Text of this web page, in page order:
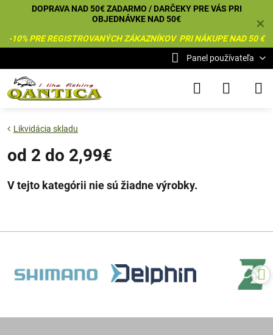
✕
DOPRAVA NAD 50€ ZADARMO / DARČEKY PRE VÁS PRI
OBJEDNÁVKE NAD 50€
-10% PRE REGISTROVANÝCH ZÁKAZNÍKOV PRI NÁKUPE NAD 50 €
Panel používateľa
Likvidácia skladu
od 2 do 2,99€